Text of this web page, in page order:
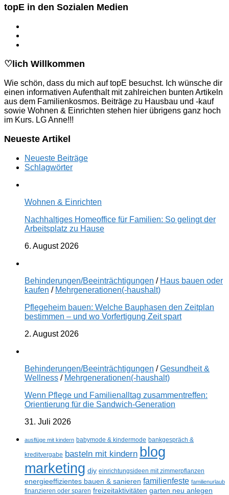
topE in den Sozialen Medien
♡lich Willkommen
Wie schön, dass du mich auf topE besuchst. Ich wünsche dir
einen informativen Aufenthalt mit zahlreichen bunten Artikeln
aus dem Familienkosmos. Beiträge zu Hausbau und -kauf
sowie Wohnen & Einrichten stehen hier übrigens ganz hoch
im Kurs. LG Anne!!!
Neueste Artikel
Neueste Beiträge
Schlagwörter
Wohnen & Einrichten
Nachhaltiges Homeoffice für Familien: So gelingt der
Arbeitsplatz zu Hause
6. August 2026
Behinderungen/Beeinträchtigungen / Haus bauen oder
kaufen / Mehrgenerationen(-haushalt)
Pflegeheim bauen: Welche Bauphasen den Zeitplan
bestimmen – und wo Vorfertigung Zeit spart
2. August 2026
Behinderungen/Beeinträchtigungen /Gesundheit &
Wellness / Mehrgenerationen(-haushalt)
Wenn Pflege und Familienalltag zusammentreffen:
Orientierung für die Sandwich-Generation
31. Juli 2026
ausflüge mit kindern babymode & kindermode bankgespräch &
kreditvergabe basteln mit kindern blog
marketing diy einrichtungsideen mit zimmerpflanzen
energieeffizientes bauen & sanieren familienfeste familienurlaub
finanzieren oder sparen freizeitaktivitäten garten neu anlegen